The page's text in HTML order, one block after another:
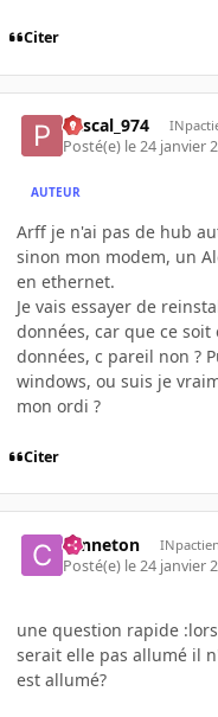
Citer
Pascal_974
Posté(e) le 24 janvier
AUTEUR
Arff je n'ai pas de hub
sinon mon modem, un
en ethernet.
Je vais essayer de
données, car que ce
données, c pareil non ?
windows, ou suis je
mon ordi ?
Citer
canneton INpactien
Posté(e) le 24 janvier
une question rapide
serait elle pas allumé il
est allumé?